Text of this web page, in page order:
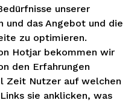
unserer
und das Angebot und die
zu optimieren.
Hotjar bekommen wir
den Erfahrungen
Zeit Nutzer auf welchen
sie anklicken, was